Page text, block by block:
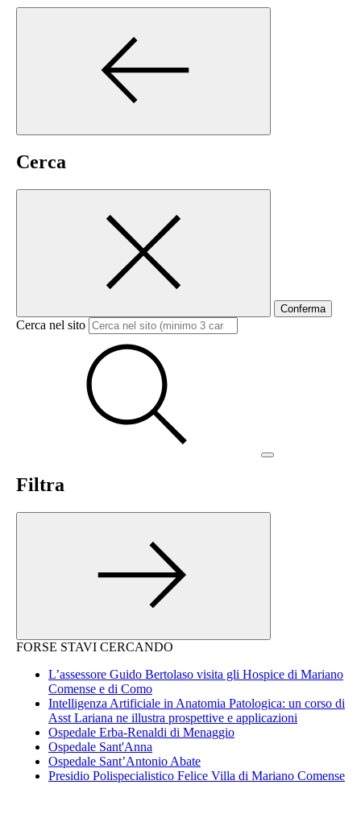
Cerca
Conferma
Cerca nel sito
Filtra
FORSE STAVI CERCANDO
L’assessore Guido Bertolaso visita gli Hospice di Mariano
Comense e di Como
Intelligenza Artificiale in Anatomia Patologica: un corso di
Asst Lariana ne illustra prospettive e applicazioni
Ospedale Erba-Renaldi di Menaggio
Ospedale Sant'Anna
Ospedale Sant’Antonio Abate
Presidio Polispecialistico Felice Villa di Mariano Comense